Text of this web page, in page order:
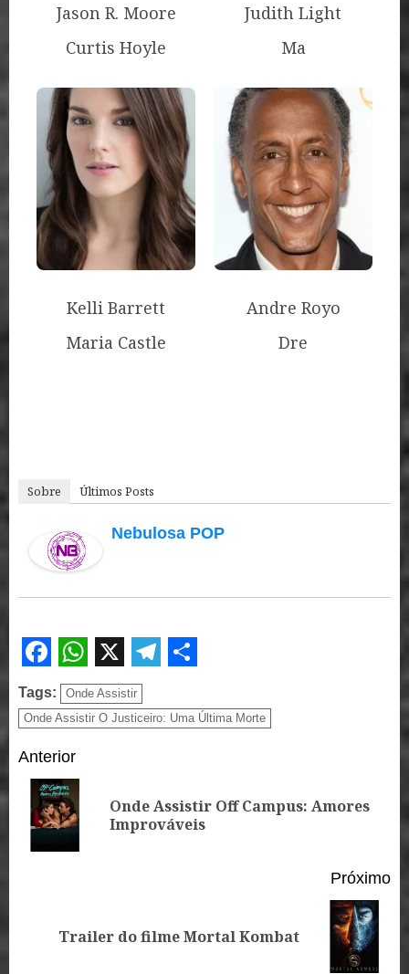
Jason R. Moore
Curtis Hoyle
Judith Light
Ma
Kelli Barrett
Maria Castle
Andre Royo
Dre
Sobre Últimos Posts
Nebulosa POP
Facebook
WhatsApp
X Telegram
Tags:
Onde Assistir
Onde Assistir O Justiceiro: Uma Última Morte
Continue
Reading
Anterior
Onde Assistir Off Campus: Amores
Improváveis
Próximo
PróximoTrailer do filme Mortal Kombat